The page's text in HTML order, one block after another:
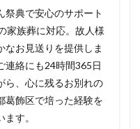
祭典で安心のサポート
家族葬に対応。故人様
なお見送りを提供しま
連絡にも24時間365日
ら、心に残るお別れの
葛飾区で培った経験を
す。